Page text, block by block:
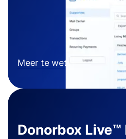
Meer te weten komen
Donorbox Live™